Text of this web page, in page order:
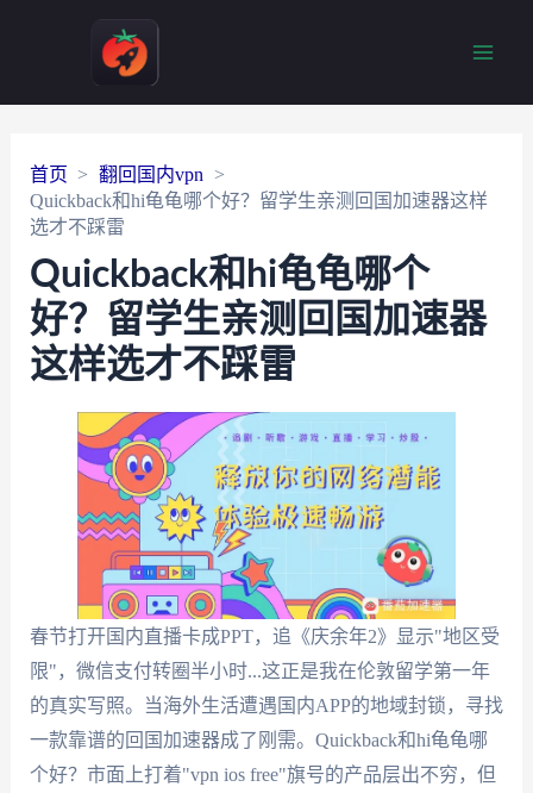
首页
翻回国内vpn
Quickback和hi龟龟哪个好？留学生亲测回国加速器这样
选才不踩雷
Quickback和hi龟龟哪个
好？留学生亲测回国加速器
这样选才不踩雷
春节打开国内直播卡成PPT，追《庆余年2》显示"地区受
限"，微信支付转圈半小时...这正是我在伦敦留学第一年
的真实写照。当海外生活遭遇国内APP的地域封锁，寻找
一款靠谱的回国加速器成了刚需。Quickback和hi龟龟哪
个好？市面上打着"vpn ios free"旗号的产品层出不穷，但